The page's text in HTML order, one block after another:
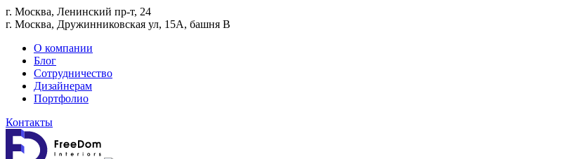
г. Москва, Ленинский пр-т, 24
г. Москва, Дружинниковская ул, 15А, башня В
О компании
Блог
Сотрудничество
Дизайнерам
Портфолио
Контакты